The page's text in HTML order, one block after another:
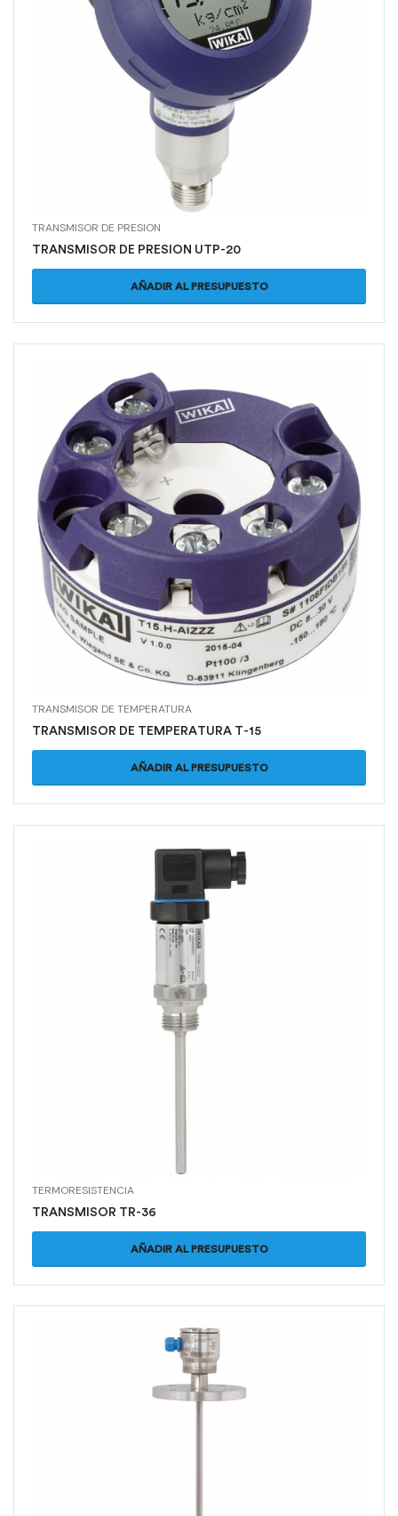
TRANSMISOR DE PRESION
TRANSMISOR DE PRESION UTP-20
AÑADIR AL PRESUPUESTO
TRANSMISOR DE TEMPERATURA
TRANSMISOR DE TEMPERATURA T-15
AÑADIR AL PRESUPUESTO
TERMORESISTENCIA
TRANSMISOR TR-36
AÑADIR AL PRESUPUESTO